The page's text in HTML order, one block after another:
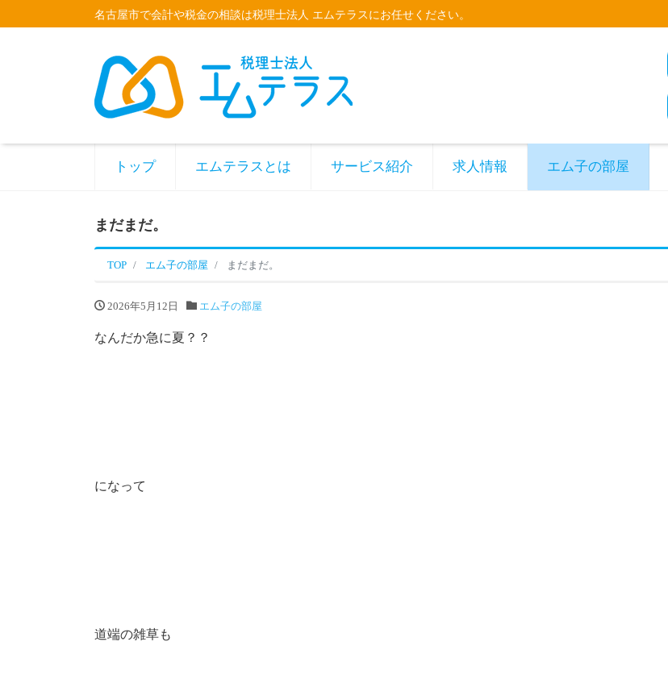
名古屋市で会計や税金の相談は税理士法人 エムテラスにお任せください。
トップ エムテラスとは サービス紹介 求人情報 エム子の部屋
まだまだ。
TOP エム子の部屋 まだまだ。
2026年5月12日 エム子の部屋
なんだか急に夏？？
になって
道端の雑草も